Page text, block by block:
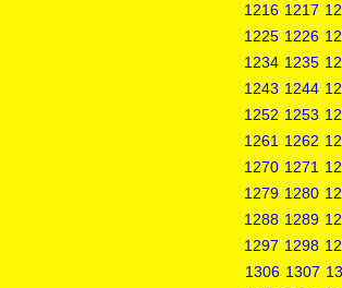
1216 1217
1225 1226
1234 1235
1243 1244
1252 1253
1261 1262
1270 1271
1279 1280
1288 1289
1297 1298
1306 1307